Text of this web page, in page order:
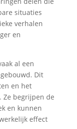
situaties
verhalen
en
al een
Dit
en het
Ze begrijpen de
en kunnen
effect